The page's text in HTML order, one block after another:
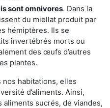
sont omnivores. Dans la
du miellat produit par
hémiptères. Ils se
invertébrés morts ou
des œufs d’autres
plantes.
nos habitations, elles
d’aliments. Ainsi,
sucrés, de viandes,